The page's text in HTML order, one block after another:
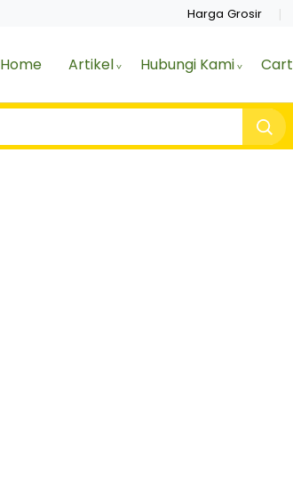
Harga Grosir
Home Artikel Hubungi Kami Cart